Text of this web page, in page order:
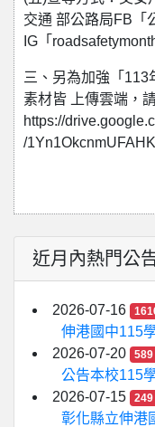
交通 部公路局FB「
IG「
三、另為加強「113
素材皆 上傳雲端，
https://
/
近月內熱門公
2026-07-16
伸港國中115
2026-07-20
589
公告本校115
2026-07-15
249
彰化縣立伸港